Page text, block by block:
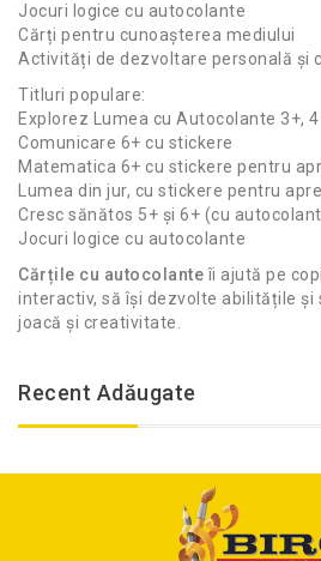
Jocuri logice cu autocolante
Cărți pentru cunoașterea mediului
Activități de dezvoltare personală și
Titluri populare:
Explorez Lumea cu Autocolante 3+,
Comunicare 6+ cu stickere
Matematica 6+ cu stickere pentru
Lumea din jur, cu stickere pentru
Cresc sănătos 5+ și 6+ (cu
Jocuri logice cu autocolante
Cărțile cu autocolanteîi ajută pe
interactiv, să își dezvolte abilitățile și
joacă și creativitate.
Recent Adăugate